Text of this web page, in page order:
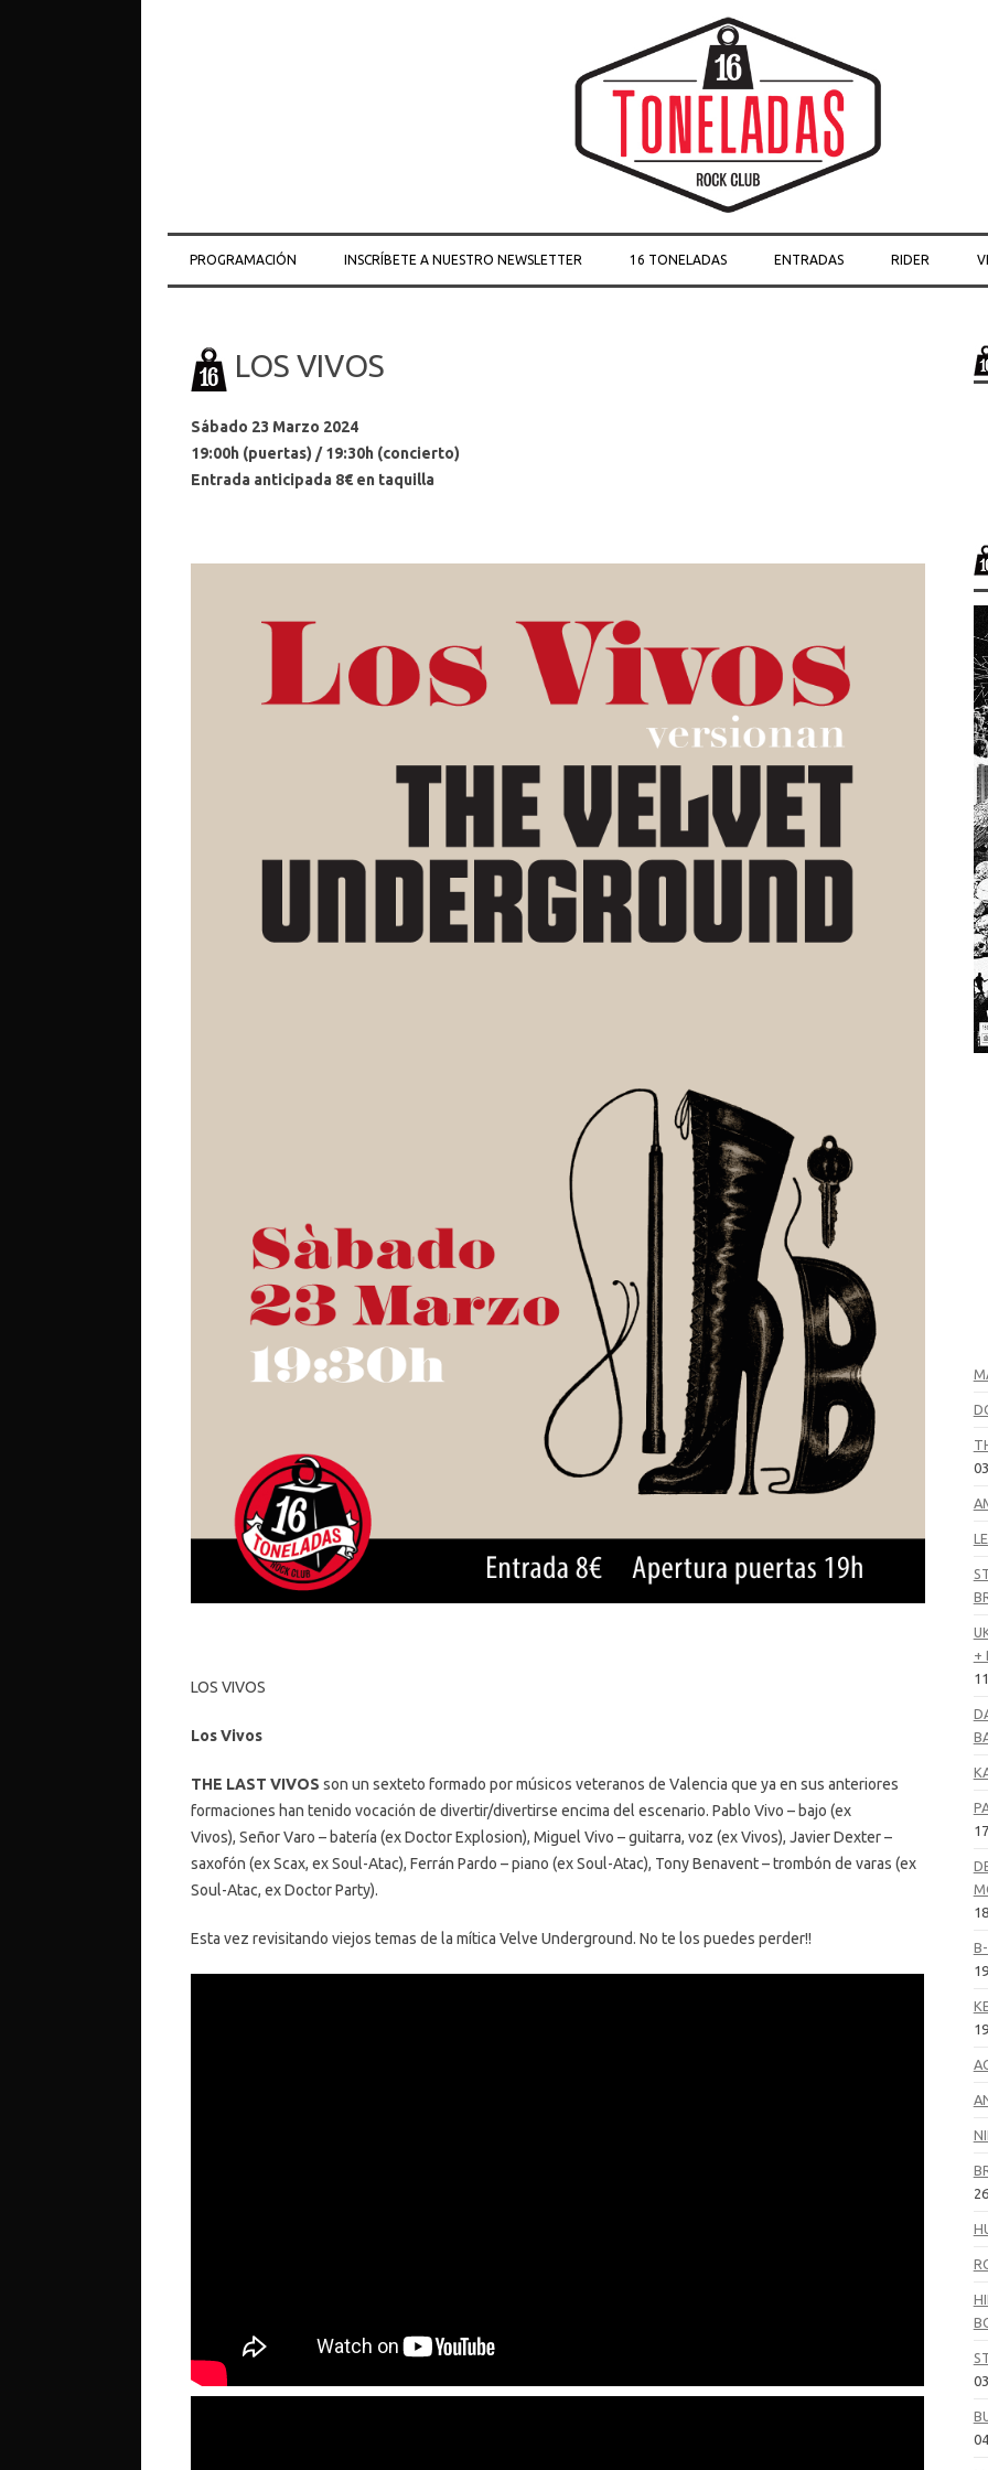
PROGRAMACIÓN INSCRÍBETE A NUESTRO NEWSLETTER 16 TONELADAS ENTRADAS RIDER
LOS VIVOS
Sábado 23 Marzo 2024
19:00h (puertas) / 19:30h (concierto)
Entrada anticipada 8€ en taquilla
LOS VIVOS
Los Vivos
THE LAST VIVOS son un sexteto formado por músicos veteranos de Valencia que ya en sus anteriores
formaciones han tenido vocación de divertir/divertirse encima del escenario. Pablo Vivo – bajo (ex
Vivos), Señor Varo – batería (ex Doctor Explosion), Miguel Vivo – guitarra, voz (ex Vivos), Javier Dexter –
saxofón (ex Scax, ex Soul-Atac), Ferrán Pardo – piano (ex Soul-Atac), Tony Benavent – trombón de varas (ex
Soul-Atac, ex Doctor Party).
Esta vez revisitando viejos temas de la mítica Velve Underground. No te los puedes perder!!
+